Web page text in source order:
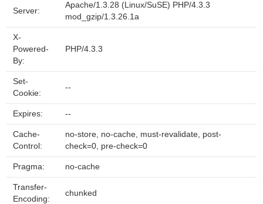
Server:
Apache/1.3.28 (Linux/SuSE) PHP/4.3.3
mod_gzip/1.3.26.1a
X-
Powered-
By:
PHP/4.3.3
Set-
Cookie:
--
Expires: --
Cache-
Control:
no-store, no-cache, must-revalidate, post-
check=0, pre-check=0
Pragma: no-cache
Transfer-
Encoding:
chunked